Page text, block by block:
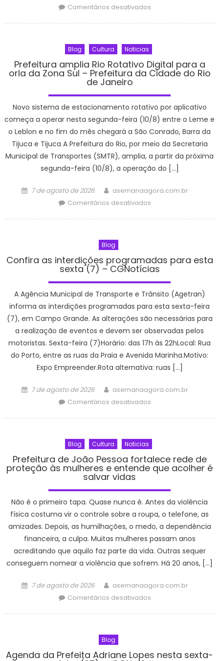
Comentários desativadosem
reaberta
na
–
CGNotícias
Blog Cultura Noticias
Prefeitura amplia Rio Rotativo Digital para a
orla da Zona Sul – Prefeitura da Cidade do Rio
de Janeiro
Novo sistema de estacionamento rotativo por aplicativo
começa a operar nesta segunda-feira (10/8) entre o Leme e
o Leblon e no fim do mês chegará a São Conrado, Barra da
Tijuca e Tijuca A Prefeitura do Rio, por meio da Secretaria
Municipal de Transportes (SMTR), amplia, a partir da próxima
segunda-feira (10/8), a operação do […]
Posted
7 de agosto de 2026 Author
asemanaagora.com.br
Comentários desativadosem
Digital
para
a
orla
da
Prefeitura
da
Cidade
Rio
de
Janeiro
Blog
Confira as interdições programadas para esta
sexta (7) – CGNotícias
A Agência Municipal de Transporte e Trânsito (Agetran)
informa as interdições programadas para esta sexta-feira
(7), em Campo Grande. As alterações são necessárias para
a realização de eventos e devem ser observadas pelos
motoristas. Sexta-feira (7)Horário: das 17h às 22hLocal: Rua
do Porto, entre as ruas da Praia e Avenida Marinha.Motivo:
Expo Empreender.Rota alternativa: ruas […]
Posted
7 de agosto de 2026 Author
asemanaagora.com.br
Comentários desativadosem
para
esta
(7)
–
CGNotícias
Blog Cultura Noticias
Prefeitura de João Pessoa fortalece rede de
proteção às mulheres e entende que acolher é
salvar vidas
Não é o primeiro tapa. Quase nunca é. Antes da violência
física costuma vir o controle sobre a roupa, o telefone, as
amizades. Depois, as humilhações, o medo, a dependência
financeira, a culpa. Muitas mulheres passam anos
acreditando que aquilo faz parte da vida. Outras sequer
conseguem nomear a violência que sofrem. Há 20 anos, […]
Posted
7 de agosto de 2026 Author
asemanaagora.com.br
Comentários desativadosem
fortalece
Blog
Agenda da Prefeita Adriane Lopes nesta sexta-